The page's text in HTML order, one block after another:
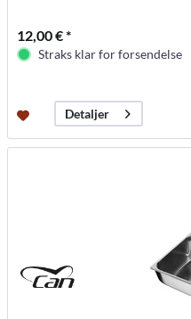
12,00 € *
Straks klar for forsendelse
Detaljer